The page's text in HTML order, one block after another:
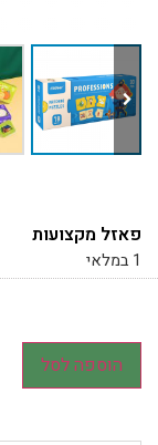
פאזל מקצועות
1 במלאי
הוספה לסל